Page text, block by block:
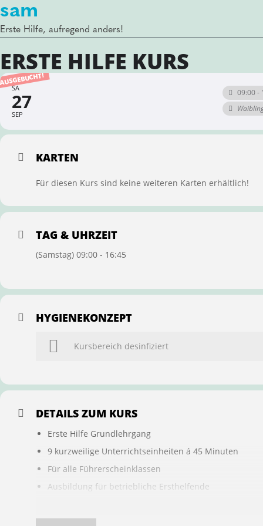
sam
Erste Hilfe, aufregend anders!
ERSTE HILFE KURS
SA
27
SEP
09:00 -
KARTEN
Für diesen Kurs sind keine weiteren Karten erhältlich!
TAG & UHRZEIT
(Samstag) 09:00 - 16:45
HYGIENEKONZEPT
Kursbereich desinfiziert
DETAILS ZUM KURS
Erste Hilfe Grundlehrgang
9 kurzweilige Unterrichtseinheiten á 45 Minuten
Für alle Führerscheinklassen
Ausbildung für betriebliche Ersthelfende